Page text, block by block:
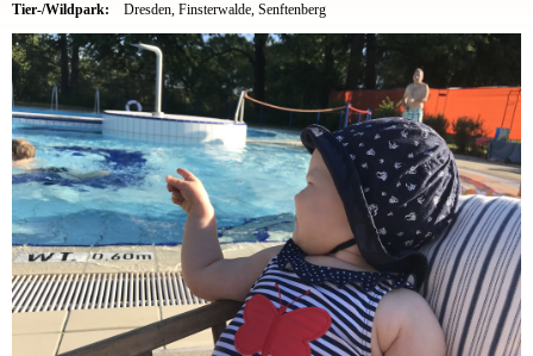
Tier-/Wildpark:
Dresden, Finsterwalde, Senftenberg